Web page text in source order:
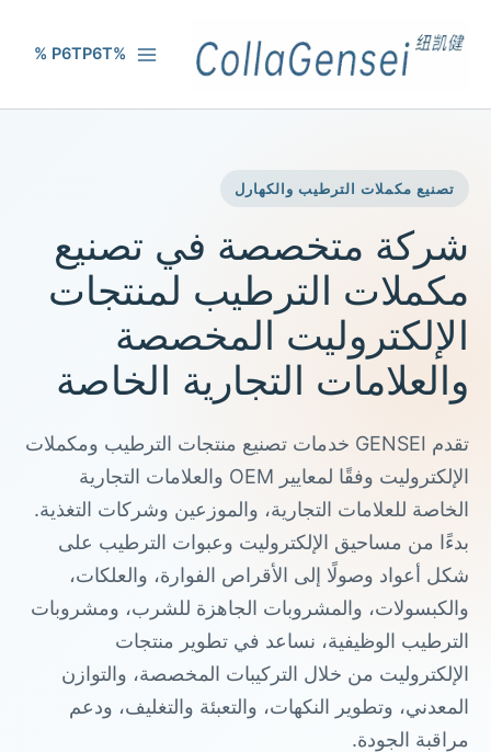
%P6TP6T %
تصنيع مكملات الترطيب والكهارل
شركة متخصصة في تصنيع
مكملات الترطيب لمنتجات
الإلكتروليت المخصصة
والعلامات التجارية الخاصة
تقدم GENSEI خدمات تصنيع منتجات الترطيب ومكملات
الإلكتروليت وفقًا لمعايير OEM والعلامات التجارية
الخاصة للعلامات التجارية، والموزعين وشركات التغذية.
بدءًا من مساحيق الإلكتروليت وعبوات الترطيب على
شكل أعواد وصولًا إلى الأقراص الفوارة، والعلكات،
والكبسولات، والمشروبات الجاهزة للشرب، ومشروبات
الترطيب الوظيفية، نساعد في تطوير منتجات
الإلكتروليت من خلال التركيبات المخصصة، والتوازن
المعدني، وتطوير النكهات، والتعبئة والتغليف، ودعم
مراقبة الجودة.